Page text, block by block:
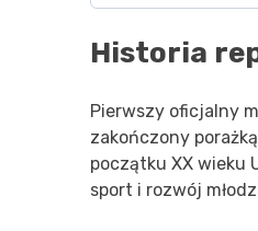
Historia
Pierwszy oficjalny
zakończony
początku XX wieku
sport i rozwój